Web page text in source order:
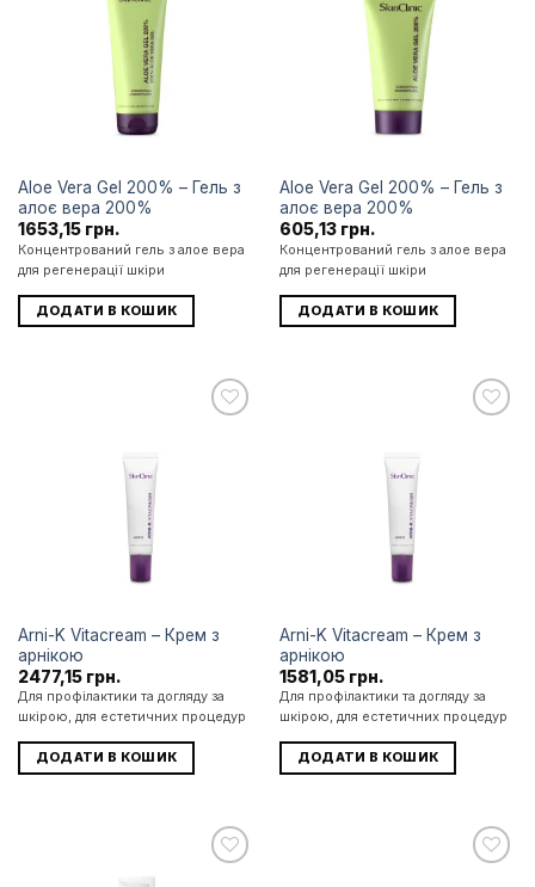
Aloe Vera Gel 200% – Гель з
алоє вера 200%
1653,15 грн.
Концентрований гель з алое вера
для регенерації шкіри
ДОДАТИ В КОШИК
Aloe Vera Gel 200% – Гель з
алоє вера 200%
605,13 грн.
Концентрований гель з алое вера
для регенерації шкіри
ДОДАТИ В КОШИК
Arni-K Vitacream – Крем з
арнікою
2477,15 грн.
Для профілактики та догляду за
шкірою, для естетичних процедур
ДОДАТИ В КОШИК
Arni-K Vitacream – Крем з
арнікою
1581,05 грн.
Для профілактики та догляду за
шкірою, для естетичних процедур
ДОДАТИ В КОШИК